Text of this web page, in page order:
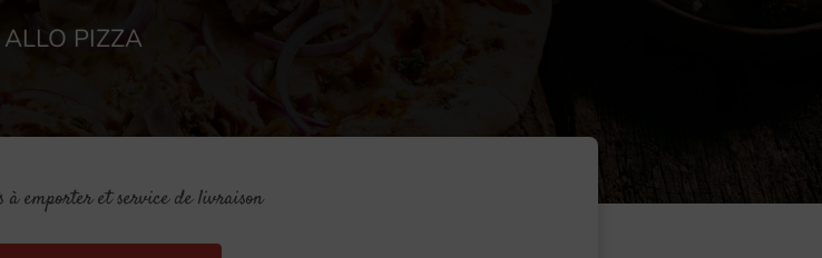
ALLO PIZZA
à emporter et service de livraison